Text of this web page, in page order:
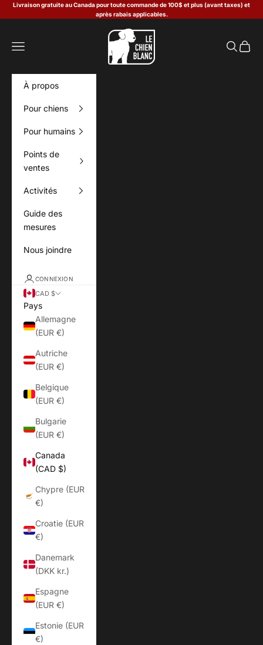
Passer au contenu
Livraison gratuite au Canada pour toute commande de 100$ et plus (avant taxes) et
après rabais applicables.
Le Chien Blanc
Menu Panier
À propos
Pour chiens
Pour humains
Points de
ventes
Activités
Guide des
mesures
Nous joindre
CONNEXION
CAD $
Pays
Allemagne
(EUR €)
Autriche
(EUR €)
Belgique
(EUR €)
Bulgarie
(EUR €)
Canada
(CAD $)
Chypre (EUR
€)
Croatie (EUR
€)
Danemark
(DKK kr.)
Espagne
(EUR €)
Estonie (EUR
€)